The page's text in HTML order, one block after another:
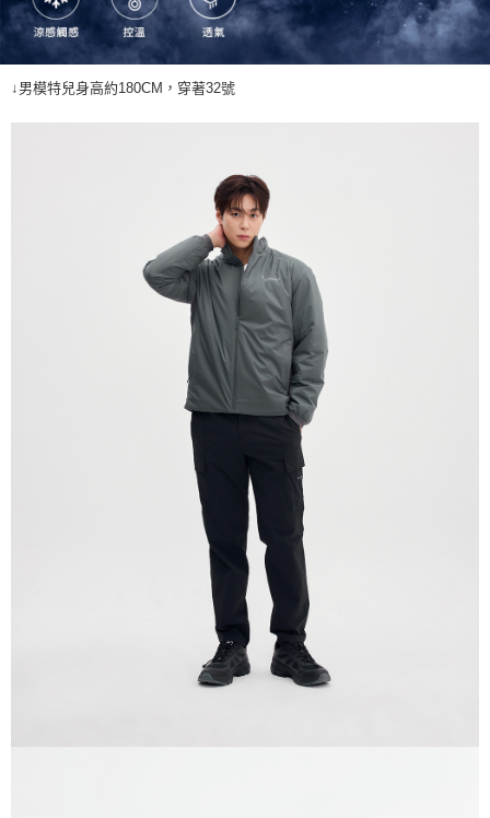
↓男模特兒身高約180CM，穿著32號